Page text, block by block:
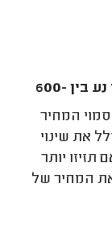
מחיר הזזת נקודה של ספרינקלר נע בין 600-
המחיר
כולל את שינוי
יותר
את המחיר של